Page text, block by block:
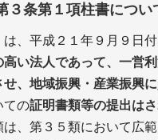
３条第１項柱書につい
、平成２１年９月９日
い法人であって、一営
、地域振興・産業振興
ての証明書類等の提出は
は、第３５類において広